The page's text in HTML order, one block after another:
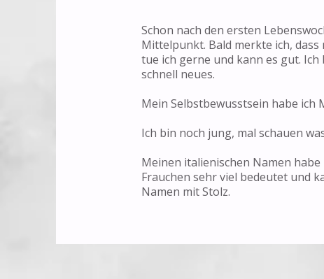
Schon nach den ersten
Mittelpunkt. Bald merkte ich,
tue ich gerne und kann es gut.
schnell neues.
Mein Selbstbewusstsein habe ich
Ich bin noch jung, mal schauen
Meinen italienischen Namen
Frauchen sehr viel bedeutet und
Namen mit Stolz.